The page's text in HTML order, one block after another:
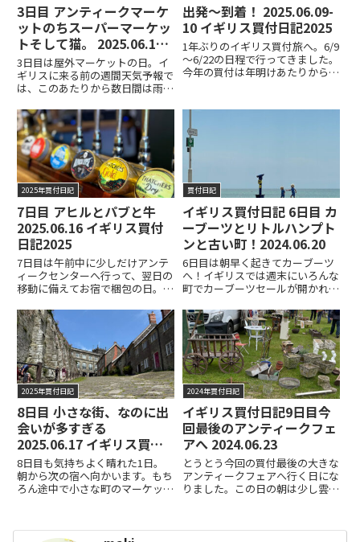
3日目 アンティークマーケ
ットのちスーパーマーケッ
トそして猫。 2025.06.12
イギリス買付日記2025
3日目は屋外マーケットの日。イ
ギリスに来る前の週間天気予報で
は、このあたりから数日間は雨の
トが続く予定だったので、念のた
めレインコートを持ってきていま
した。朝から雲行き少し怪しく、
道中少し雨が降ったりしたもの
の...READ MORE
出発～到着！ 2025.06.09-
10 イギリス買付日記2025
1年ぶりのイギリス買付旅へ。6/9
～6/22の日程で行ってきました。
今年の買付は年明けあたりからス
いう間。準備期間はあったはずな
日の朝。まぁ、なんとか...READ
MORE
2025年買付日記
7日目 アヒルとパブと牛
2025.06.16 イギリス買付
日記2025
7日目は午前中に少しだけアンテ
ィークセンターへ行って、翌日の
移動に備えてお宿で梱包の日。ア
がオープン直後だったのでまだヘ
ンリーがお仕事中でした。ちなみ
に泊まっている宿にはピンクのヘ
ティーがいたのに写真を撮り忘
れ...READ MORE
買付日記
イギリス買付日記 6日目 カ
ーブーツとリトルハンプト
ンと古い町！2024.06.20
6日目は朝早く起きてカーブーツ
へ！イギリスでは週末にいろんな
町でカーブーツセールが開かれて
アも楽しいのですが、各地のこう
いった蚤の市も掘り出し物があっ
たりするので朝からワクワクで向
かいました。この日もお天気よ
く...READ MORE
2025年買付日記
8日目 小さな街、なのに出
会いが多すぎる
2025.06.17 イギリス買付
日記2025
8日目も気持ちよく晴れた1日。
朝から次の宿へ向かいます。もち
ろん途中で小さな町のマーケット
ーという街は、こじんまりとして
2024年買付日記
イギリス買付日記9日目今
回最後のアンティークフェ
アへ 2024.06.23
とうとう今回の買付最後の大きな
アンティークフェアへ行く日にな
りました。この日の朝は少し雲は
に恵まれた買い付けが出来まし